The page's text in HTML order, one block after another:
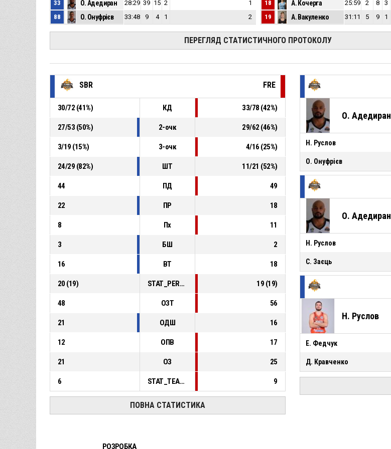
33
О. Адедиран 28:29 39 15 2 1
88
О. Онуфрієв 33:48 9 4 1 2
18
А. Кочерга 25:59 2 8 3
19
А. Вакуленко 31:11 5 9 1
ПЕРЕГЛЯД СТАТИСТИЧНОГО ПРОТОКОЛУ
SBR FRE
30/72 (41%) КД 33/78 (42%)
27/53 (50%) 2-очк 29/62 (46%)
3/19 (15%) 3-очк 4/16 (25%)
24/29 (82%) ШТ 11/21 (52%)
44 ПД 49
22 ПР 18
8 Пх 11
3 БШ 2
16 ВТ 18
20 (19) STAT_PERSONMATCH_BASKETBALL_sFoulsPersonal_ABBREV 19 (19)
48 ОЗТ 56
21 ОДШ 16
12 ОПВ 17
21 ОЗ 25
6 STAT_TEAMMATCH_BASKETBALL_sPointsFastBreak_ABBREV 9
ПОВНА СТАТИСТИКА
О. Адедиран
Н. Руслов
О. Онуфрієв
О. Адедиран
Н. Руслов
С. Заєць
Н. Руслов
Е. Федчук
Д. Кравченко
РОЗРОБКА